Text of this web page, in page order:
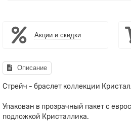
Акции и скидки
Описание
Стрейч - браслет коллекции
Упакован в прозрачный пакет с
подложкой Кристаллика.